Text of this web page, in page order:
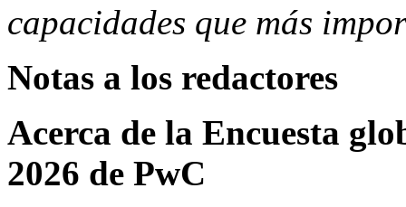
capacidades que más
Notas a los redactores
Acerca de la Encuesta
2026 de PwC